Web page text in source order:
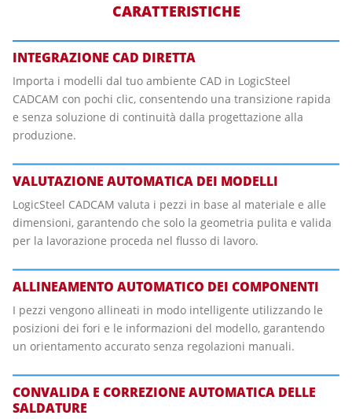
CARATTERISTICHE
INTEGRAZIONE CAD DIRETTA
Importa i modelli dal tuo ambiente CAD in LogicSteel
CADCAM con pochi clic, consentendo una transizione rapida
e senza soluzione di continuità dalla progettazione alla
produzione.
VALUTAZIONE AUTOMATICA DEI MODELLI
LogicSteel CADCAM valuta i pezzi in base al materiale e alle
dimensioni, garantendo che solo la geometria pulita e valida
per la lavorazione proceda nel flusso di lavoro.
ALLINEAMENTO AUTOMATICO DEI COMPONENTI
I pezzi vengono allineati in modo intelligente utilizzando le
posizioni dei fori e le informazioni del modello, garantendo
un orientamento accurato senza regolazioni manuali.
CONVALIDA E CORREZIONE AUTOMATICA DELLE
SALDATURE